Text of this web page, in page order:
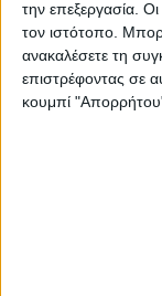
την επεξεργασία.
τον ιστότοπο.
ανακαλέσετε τη
επιστρέφοντας σε
κουμπί